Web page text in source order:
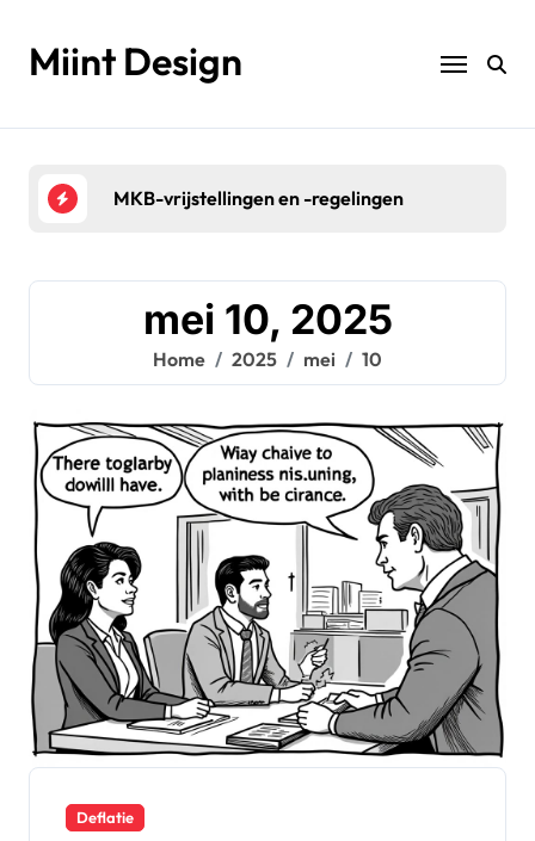
inhoudMiint Design
MKB-vrijstellingen en -regelingen
mei 10, 2025
Home 2025 mei 10
Deflatie